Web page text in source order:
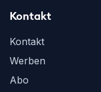
Kontakt
Kontakt
Werben
Abo